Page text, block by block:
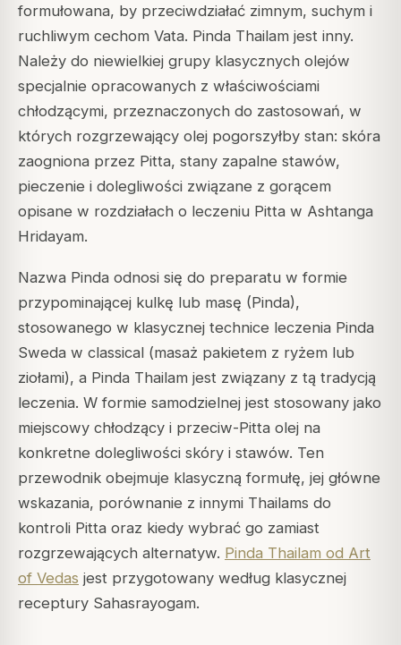
formułowana, by przeciwdziałać zimnym, suchym i
ruchliwym cechom Vata. Pinda Thailam jest inny.
Należy do niewielkiej grupy klasycznych olejów
specjalnie opracowanych z właściwościami
chłodzącymi, przeznaczonych do zastosowań, w
których rozgrzewający olej pogorszyłby stan: skóra
zaogniona przez Pitta, stany zapalne stawów,
pieczenie i dolegliwości związane z gorącem
opisane w rozdziałach o leczeniu Pitta w Ashtanga
Hridayam.
Nazwa Pinda odnosi się do preparatu w formie
przypominającej kulkę lub masę (Pinda),
stosowanego w klasycznej technice leczenia Pinda
Sweda w classical (masaż pakietem z ryżem lub
ziołami), a Pinda Thailam jest związany z tą tradycją
leczenia. W formie samodzielnej jest stosowany jako
miejscowy chłodzący i przeciw-Pitta olej na
konkretne dolegliwości skóry i stawów. Ten
przewodnik obejmuje klasyczną formułę, jej główne
wskazania, porównanie z innymi Thailams do
kontroli Pitta oraz kiedy wybrać go zamiast
rozgrzewających alternatyw. Pinda Thailam od Art
of Vedas jest przygotowany według klasycznej
receptury Sahasrayogam.